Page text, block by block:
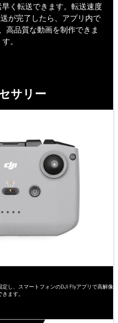
く転送できます。転送速度
が完了したら、アプリ内で
高品質な動画を制作できま
す。
サリー
し、スマートフォンのDJI Flyアプリで高解像
ます。